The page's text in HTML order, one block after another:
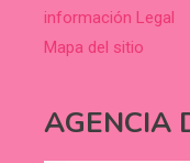
información Legal
Mapa del sitio
AGENCIA